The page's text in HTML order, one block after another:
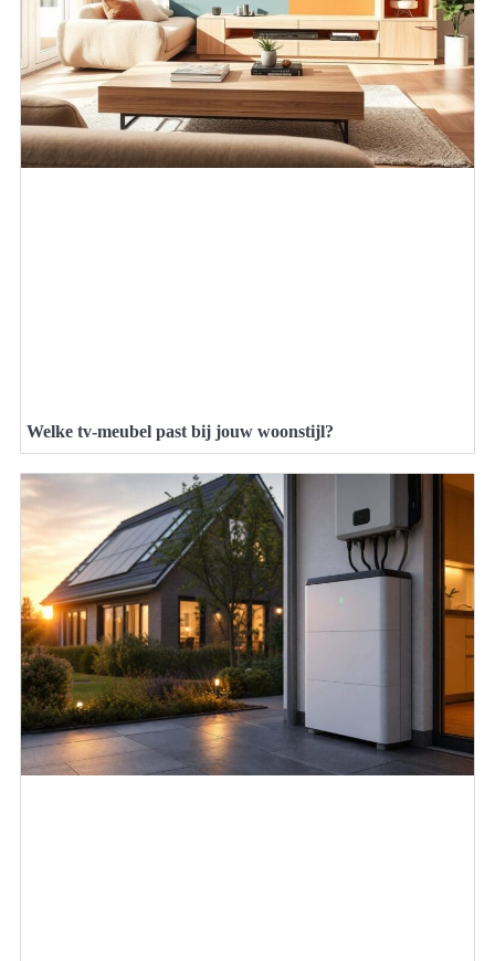
Welke tv-meubel past bij jouw woonstijl?